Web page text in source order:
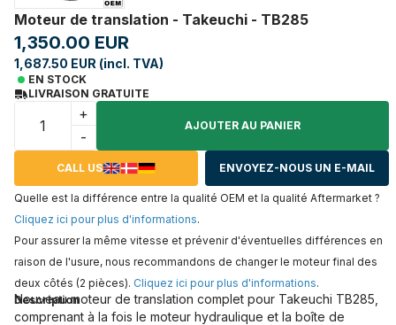
Moteur de translation - Takeuchi - TB285
1,350.00 EUR
1,687.50 EUR (incl. TVA)
EN STOCK
LIVRAISON GRATUITE
+
-
AJOUTER AU PANIER
CALL US ENVOYEZ-NOUS UN E-MAIL
Quelle est la différence entre la qualité OEM et la qualité Aftermarket ?
Cliquez ici pour plus d'informations.
Pour assurer la même vitesse et prévenir d'éventuelles différences en
raison de l'usure, nous recommandons de changer le moteur final des
deux côtés (2 pièces). Cliquez ici pour plus d'informations.
Description
Nouveau moteur de translation complet pour Takeuchi TB285,
comprenant à la fois le moteur hydraulique et la boîte de